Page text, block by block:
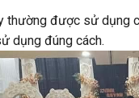
thường được sử dụng
dụng đúng cách.